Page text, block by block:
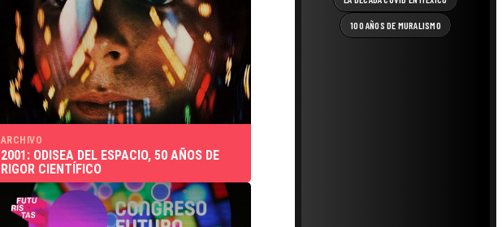
100 AÑOS DE MURALISMO
ARCHIVO
2001: ODISEA DEL ESPACIO, 50 AÑOS DE
RIGOR CIENTÍFICO